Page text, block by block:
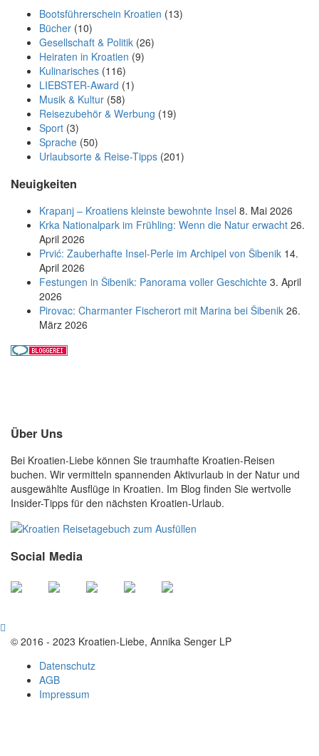
Bootsführerschein Kroatien (13)
Bücher (10)
Gesellschaft & Politik (26)
Heiraten in Kroatien (9)
Kulinarisches (116)
LIEBSTER-Award (1)
Musik & Kultur (58)
Reisezubehör & Werbung (19)
Sport (3)
Sprache (50)
Urlaubsorte & Reise-Tipps (201)
Neuigkeiten
Krapanj – Kroatiens kleinste bewohnte Insel 8. Mai 2026
Krka Nationalpark im Frühling: Wenn die Natur erwacht 26.
April 2026
Prvić: Zauberhafte Insel-Perle im Archipel von Šibenik 14.
April 2026
Festungen in Šibenik: Panorama voller Geschichte 3. April
2026
Pirovac: Charmanter Fischerort mit Marina bei Šibenik 26.
März 2026
Über Uns
Bei Kroatien-Liebe können Sie traumhafte Kroatien-Reisen
buchen. Wir vermitteln spannenden Aktivurlaub in der Natur und
ausgewählte Ausflüge in Kroatien. Im Blog finden Sie wertvolle
Insider-Tipps für den nächsten Kroatien-Urlaub.
Social Media
© 2016 - 2023 Kroatien-Liebe, Annika Senger LP
Datenschutz
AGB
Impressum